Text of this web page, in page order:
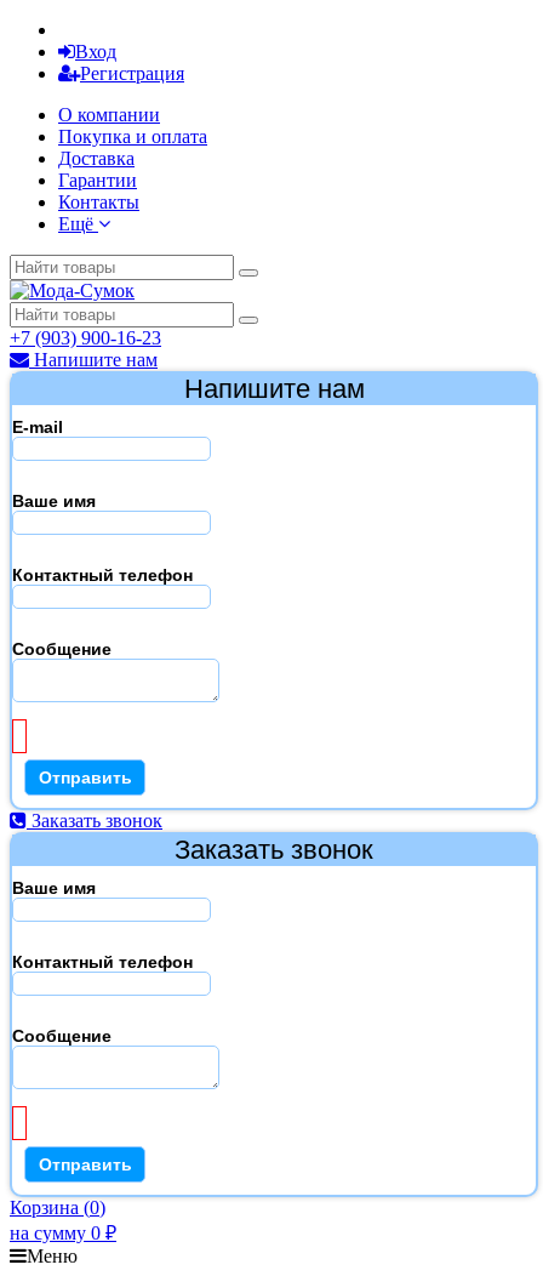
Вход
Регистрация
О компании
Покупка и оплата
Доставка
Гарантии
Контакты
Ещё
+7 (903) 900-16-23
Напишите нам
Напишите нам
E-mail
Ваше имя
Контактный телефон
Сообщение
Заказать звонок
Заказать звонок
Ваше имя
Контактный телефон
Сообщение
Корзина (0)
на сумму 0 ₽
Меню